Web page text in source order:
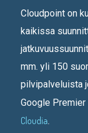
Cloudpoint on
kaikissa
mm. yli 150
pilvipalveluista
Google
Cloudia.